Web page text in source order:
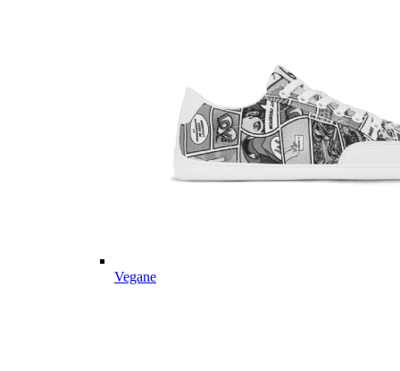
Vegane